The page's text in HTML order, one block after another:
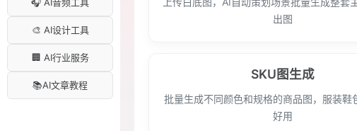
🎨 AI设计工具
🏢 AI行业服务
📚AI文章教程
出图
SKU图生成
批量生成不同颜色和规格的商品图，服装鞋
好用